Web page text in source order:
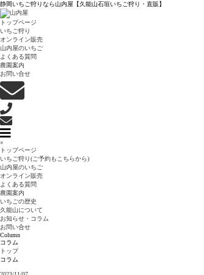
静岡いちご狩りなら山内屋【久能山石垣いちご狩り・直販】
トップページ
いちご狩り
オンライン販売
山内屋のいちご
よくある質問
農園案内
お問い合せ
×
トップページ
いちご狩り(ご予約もこちらから)
山内屋のいちご
オンライン販売
よくある質問
農園案内
いちごの歴史
久能山について
お知らせ・コラム
お問い合せ
Column
コラム
トップ
コラム